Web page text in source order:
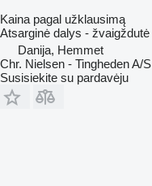
Kaina pagal užklausimą
Atsarginė dalys - žvaigždutė
Danija, Hemmet
Chr. Nielsen - Tingheden A/S
Susisiekite su pardavėju